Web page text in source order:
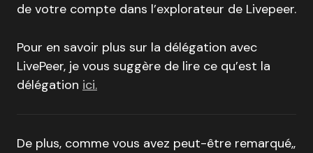
de votre compte dans l’explorateur de Livepeer.
Pour en savoir plus sur la délégation avec
LivePeer, je vous suggère de lire ce qu’est la
délégation ici.
De plus, comme vous avez peut-être remarqué,,